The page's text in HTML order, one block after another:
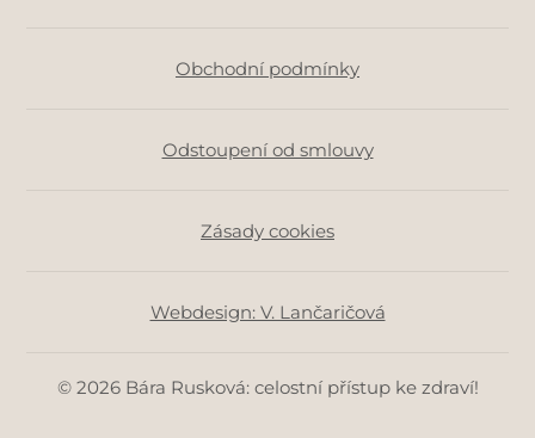
Obchodní podmínky
Odstoupení od smlouvy
Zásady cookies
Webdesign: V. Lančaričová
© 2026 Bára Rusková: celostní přístup ke zdraví!